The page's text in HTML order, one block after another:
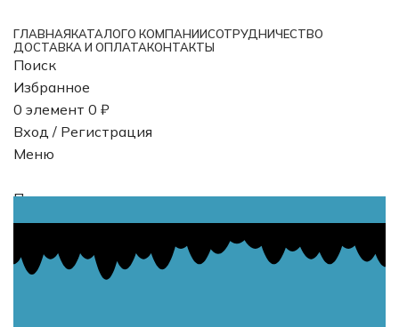
ГЛАВНАЯКАТАЛОГО КОМПАНИИСОТРУДНИЧЕСТВО
ДОСТАВКА И ОПЛАТАКОНТАКТЫ
Поиск
Избранное
0 элемент 0 ₽
Вход / Регистрация
Меню
Поиск
0элемент 0₽